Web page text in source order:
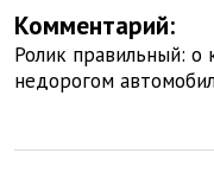
Комментарий:
Ролик правильный:
недорогом